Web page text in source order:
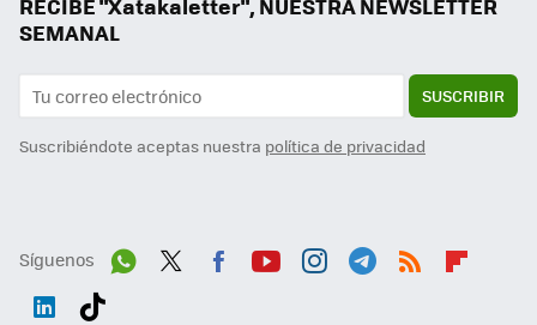
SEMANAL
SUSCRIBIR
Suscribiéndote aceptas nuestra política de privacidad
Síguenos